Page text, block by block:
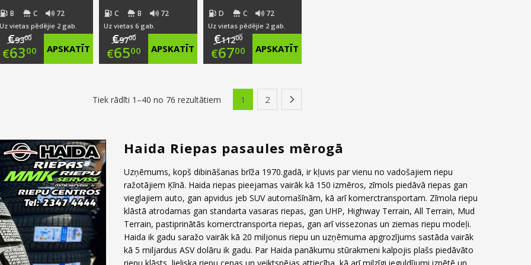
B C 72
Uz vietas pēdējie 2 gab.
€9300
Original
€6300
€63.00.
APSKATĪT
C B 72
Uz vietas 6 gab.
€9700
Original
was:
€6500
price
€65.00.
APSKATĪT
D C 72
Uz vietas pēdējie 2 gab.
€11200
Original
was:
€6700
price
€67.00.
APSKATĪT
Tiek rādīti 1–40 no 76 rezultātiem 1 2
Haida Riepas pasaules mērogā
Uzņēmums, kopš dibināšanas brīža 1970.gadā, ir kļuvis par vienu no vadošajiem riepu
ražotājiem Ķīnā. Haida riepas pieejamas vairāk kā 150 izmēros, zīmols piedāvā riepas gan
vieglajiem auto, gan apvidus jeb SUV automašīnām, kā arī komerctransportam. Zīmola riepu
klāstā atrodamas gan standarta vasaras riepas, gan UHP, Highway Terrain, All Terrain, Mud
Terrain, pastiprinātās komerctransporta riepas, gan arī vissezonas un ziemas riepu modeļi.
Haida ik gadu saražo vairāk kā 20 miljonus riepu un uzņēmuma apgrozījums sastāda vairāk
kā 5 miljardus ASV dolāru ik gadu. Par Haida panākumu stūrakmeni kalpojis plašs piedāvāto